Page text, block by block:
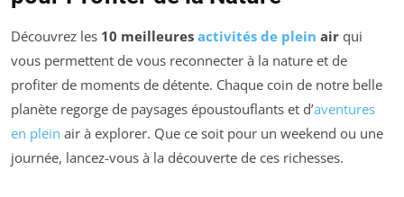
Découvrez les 10 meilleures activités de plein air qui
vous permettent de vous reconnecter à la nature et de
profiter de moments de détente. Chaque coin de notre belle
planète regorge de paysages époustouflants et d’aventures
en plein air à explorer. Que ce soit pour un weekend ou une
journée, lancez-vous à la découverte de ces richesses.